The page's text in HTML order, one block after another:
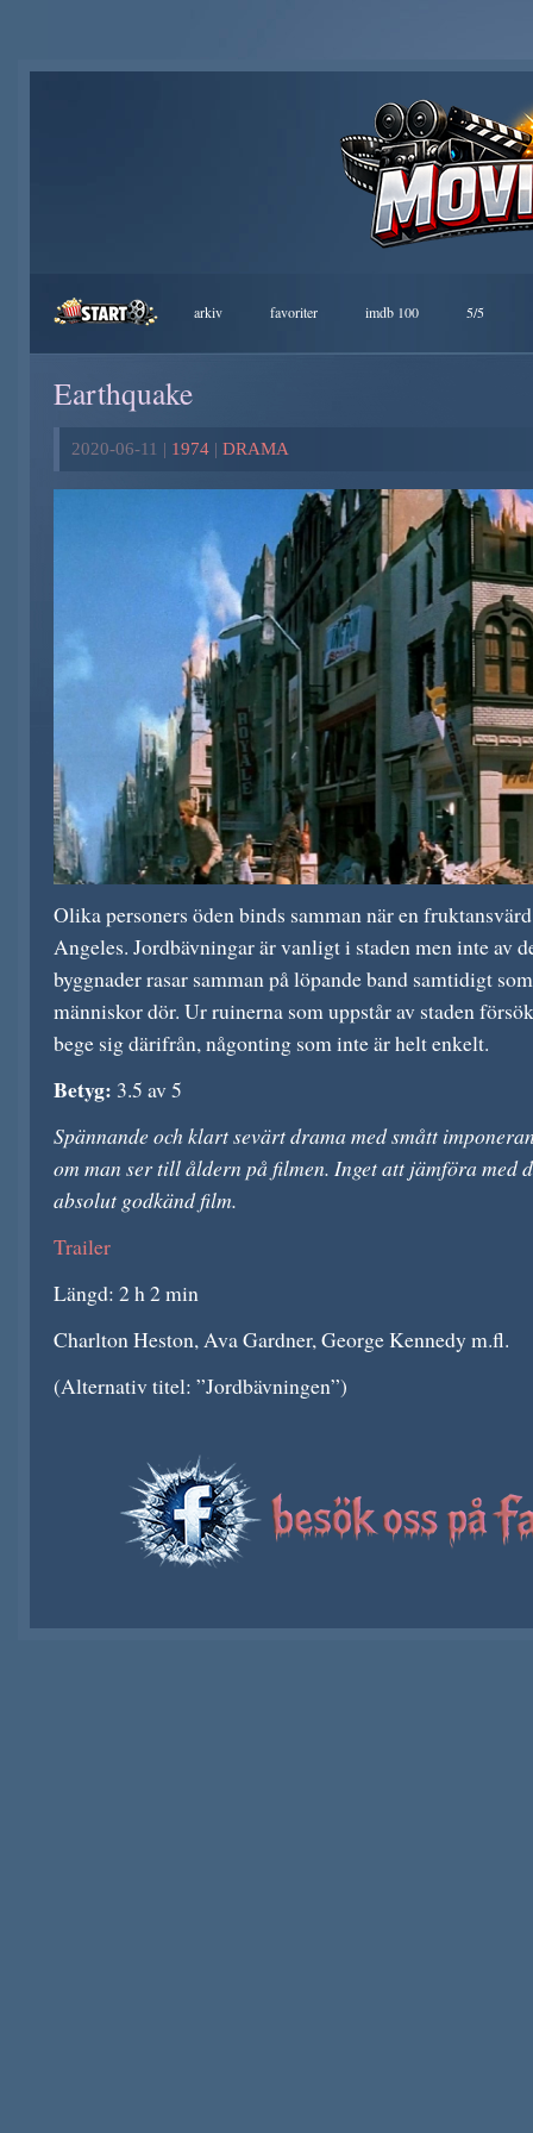
arkiv favoriter imdb 100 5/5
Earthquake
2020-06-11 | 1974 | DRAMA
Olika personers öden binds samman när en
Angeles. Jordbävningar är vanligt i staden men inte av
byggnader rasar samman på löpande band samtidigt
människor dör. Ur ruinerna som uppstår av staden
bege sig därifrån, någonting som inte är helt enkelt.
Betyg: 3.5 av 5
Spännande och klart sevärt drama med smått
om man ser till åldern på filmen. Inget att jämföra med
absolut godkänd film.
Trailer
Längd: 2 h 2 min
Charlton Heston, Ava Gardner, George Kennedy m.fl.
(Alternativ titel: ”Jordbävningen”)